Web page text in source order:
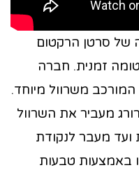
של סרטן הרקטום
זמנית. חברה
משרוול מיוחד.
מעביר את השרוול
מעבר לנקודת
באמצעות טבעות